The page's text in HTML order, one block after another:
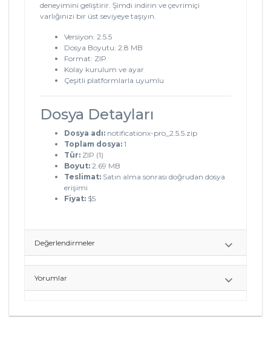
deneyimini geliştirir. Şimdi indirin ve çevrimiçi
varlığınızı bir üst seviyeye taşıyın.
Versiyon: 2.5.5
Dosya Boyutu: 2.8 MB
Format: ZIP
Kolay kurulum ve ayar
Çeşitli platformlarla uyumlu
Dosya Detayları
Dosya adı: notificationx-pro_2.5.5.zip
Toplam dosya: 1
Tür: ZIP (1)
Boyut: 2.69 MB
Teslimat: Satın alma sonrası doğrudan dosya
erişimi
Fiyat: $5
Değerlendirmeler
Yorumlar